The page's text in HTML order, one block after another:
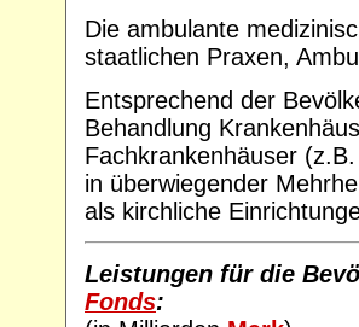
Die ambulante
staatlichen Praxen,
Entsprechend der
Behandlung
Fachkrankenhäuser
in überwiegender
als kirchliche
Leistungen für die
Fonds: